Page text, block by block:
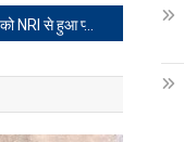
शादीशुदा महिला को NRI से हुआ प्यार, फिर ठगी का हुआ एहसास, रांची एयरपोर्ट से ऐसे किया गया गिरफ्तार